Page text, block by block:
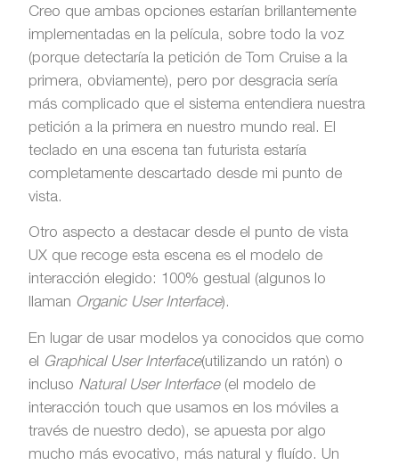
Creo que ambas opciones estarían brillantemente
implementadas en la película, sobre todo la voz
(porque detectaría la petición de Tom Cruise a la
primera, obviamente), pero por desgracia sería
más complicado que el sistema entendiera nuestra
petición a la primera en nuestro mundo real. El
teclado en una escena tan futurista estaría
completamente descartado desde mi punto de
vista.
Otro aspecto a destacar desde el punto de vista
UX que recoge esta escena es el modelo de
interacción elegido: 100% gestual (algunos lo
llaman Organic User Interface).
En lugar de usar modelos ya conocidos que como
el Graphical User Interface(utilizando un ratón) o
incluso Natural User Interface(el modelo de
interacción touch que usamos en los móviles a
través de nuestro dedo), se apuesta por algo
mucho más evocativo, más natural y fluído. Un